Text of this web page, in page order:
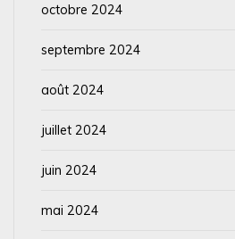
octobre 2024
septembre 2024
août 2024
juillet 2024
juin 2024
mai 2024